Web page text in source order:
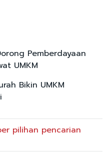
Pemberdayaan
UMKM
Bikin UMKM
pilihan pencarian